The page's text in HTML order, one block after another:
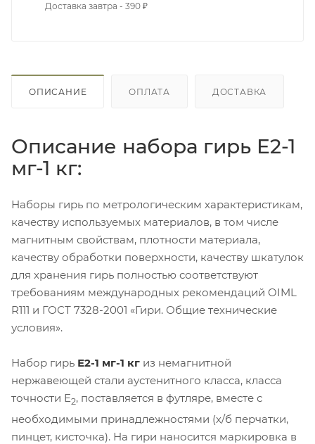
Доставка завтра - 390 ₽
ОПИСАНИЕ ОПЛАТА ДОСТАВКА
Описание набора гирь Е2-1
мг-1 кг:
Наборы гирь по метрологическим характеристикам,
качеству используемых материалов, в том числе
магнитным свойствам, плотности материала,
качеству обработки поверхности, качеству шкатулок
для хранения гирь полностью соответствуют
требованиям международных рекомендаций OIML
R111 и ГОСТ 7328-2001 «Гири. Общие технические
условия».
Набор гирь Е2-1 мг-1 кг из немагнитной
нержавеющей стали аустенитного класса, класса
точности E2, поставляется в футляре, вместе с
необходимыми принадлежностями (х/б перчатки,
пинцет, кисточка). На гири наносится маркировка в